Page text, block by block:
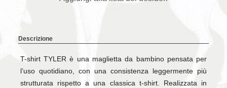
Descrizione
T-shirt TYLER è una maglietta da bambino pensata per
l’uso quotidiano, con una consistenza leggermente più
strutturata rispetto a una classica t-shirt. Realizzata in